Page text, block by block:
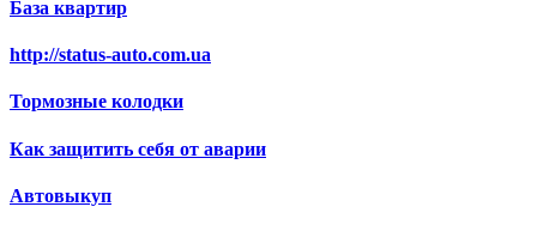
База квартир
http://status-auto.com.ua
Тормозные колодки
Как защитить себя от аварии
Автовыкуп